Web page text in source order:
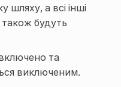
шляху, а всі інші
також будуть
та
виключеним.